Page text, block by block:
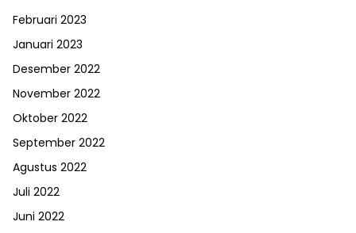
Februari 2023
Januari 2023
Desember 2022
November 2022
Oktober 2022
September 2022
Agustus 2022
Juli 2022
Juni 2022